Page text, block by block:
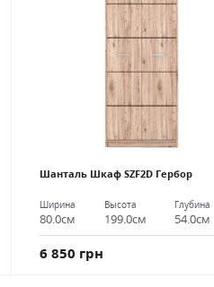
Шанталь Шкаф SZF2D Гербор
Ширина
80.0см
Высота
199.0см
Глубина
54.0см
6 850 грн